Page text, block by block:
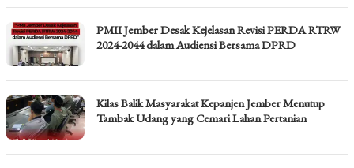
PMII Jember Desak Kejelasan Revisi PERDA RTRW
2024-2044 dalam Audiensi Bersama DPRD
Kilas Balik Masyarakat Kepanjen Jember Menutup
Tambak Udang yang Cemari Lahan Pertanian